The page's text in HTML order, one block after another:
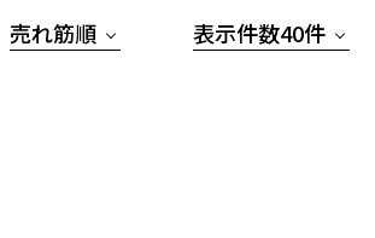
売れ筋順 表示件数40件